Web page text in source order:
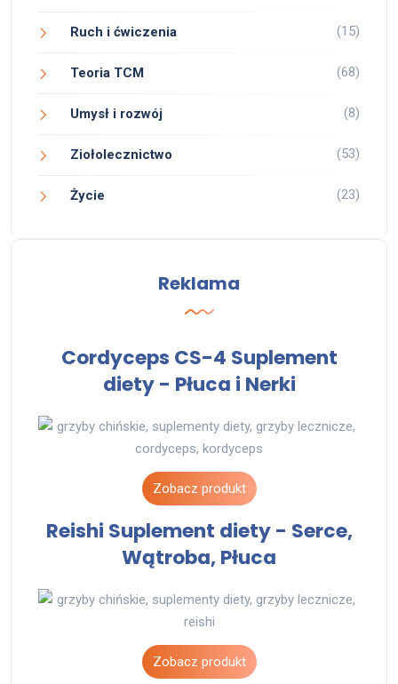
Ruch i ćwiczenia (15)
Teoria TCM (68)
Umysł i rozwój (8)
Ziołolecznictwo (53)
Życie (23)
Reklama
Cordyceps CS-4 Suplement
diety - Płuca i Nerki
Zobacz produkt
Reishi Suplement diety - Serce,
Wątroba, Płuca
Zobacz produkt